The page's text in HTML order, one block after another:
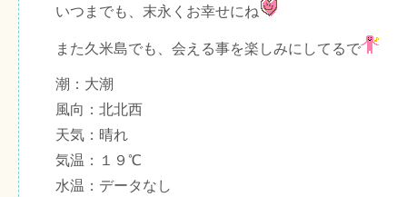
いつまでも、末永くお幸せにね
また久米島でも、会える事を楽しみにしてるで
潮：大潮
風向：北北西
天気：晴れ
気温：１９℃
水温：データなし